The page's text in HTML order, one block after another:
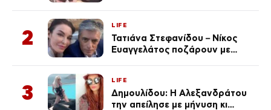
2
LIFE
Τατιάνα Στεφανίδου – Νίκος
Ευαγγελάτος ποζάρουν με
3
LIFE
Δημουλίδου: Η Αλεξανδράτου
την απείλησε με μήνυση κι